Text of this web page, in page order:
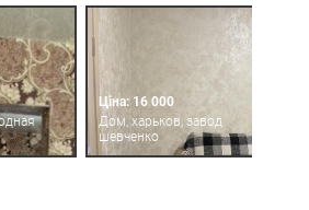
Ціна: 16 000
Дом, харьков, завод
шевченко